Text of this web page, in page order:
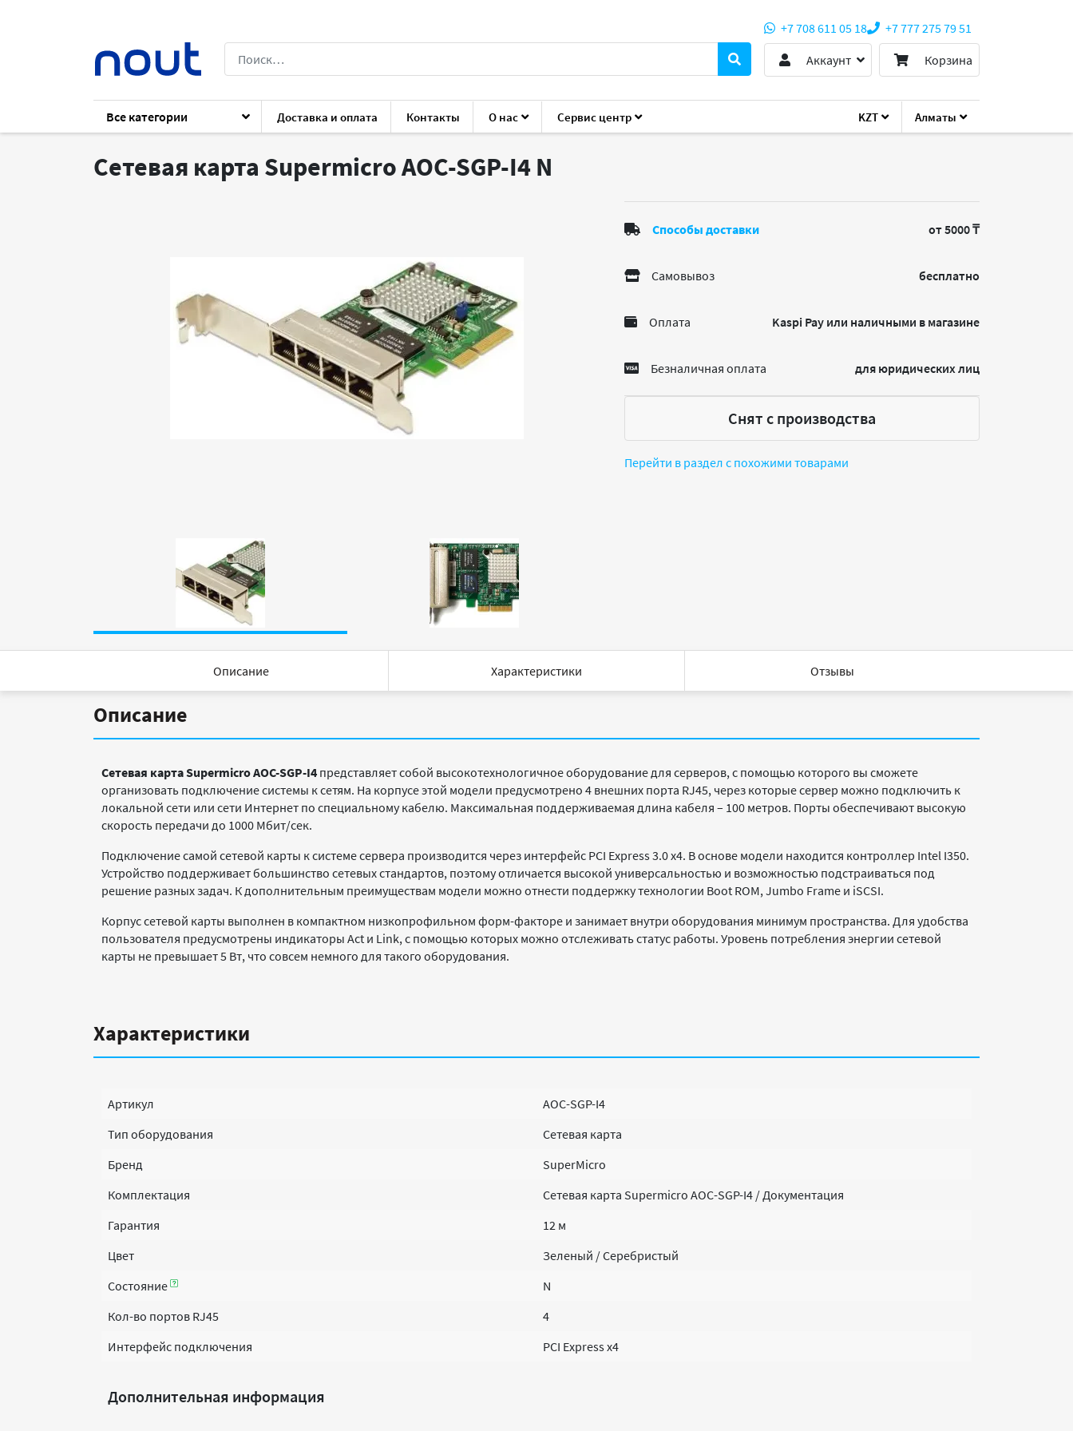
KZT Алматы
+7 708 611 05 18
+7 777 275 79 51
Аккаунт
Корзина
Все категории Доставка и оплата Контакты О нас Сервис центр
Каталог Cервера и СХД Комплектующие для серверов Сетевые адаптеры, трансиверы
Сетевая карта Supermicro AOC-SGP-I4 N
Способы доставки от 5000 ₸
Самовывоз бесплатно
Оплата Kaspi Pay или наличными в магазине
Безналичная оплата для юридических лиц
Снят с производства
Перейти в раздел с похожими товарами
Описание Характеристики Отзывы
Описание
Сетевая картаSupermicroAOC-SGP-I4 представляет собой высокотехнологичное оборудование для серверов, с помощью которого вы сможете
организовать подключение системы к сетям. На корпусе этой модели предусмотрено 4 внешних порта RJ45, через которые сервер можно подключить к
локальной сети или сети Интернет по специальному кабелю. Максимальная поддерживаемая длина кабеля – 100 метров. Порты обеспечивают высокую
скорость передачи до 1000 Мбит/сек.
Подключение самой сетевой карты к системе сервера производится через интерфейс PCI Express 3.0 x4. В основе модели находится контроллер Intel I350.
Устройство поддерживает большинство сетевых стандартов, поэтому отличается высокой универсальностью и возможностью подстраиваться под
решение разных задач. К дополнительным преимуществам модели можно отнести поддержку технологии Boot ROM, Jumbo Frame и iSCSI.
Корпус сетевой карты выполнен в компактном низкопрофильном форм-факторе и занимает внутри оборудования минимум пространства. Для удобства
пользователя предусмотрены индикаторы Act и Link, с помощью которых можно отслеживать статус работы. Уровень потребления энергии сетевой
карты не превышает 5 Вт, что совсем немного для такого оборудования.
Характеристики
Артикул
AOC-SGP-I4
Тип оборудования
Сетевая карта
Бренд
SuperMicro
Комплектация
Сетевая карта Supermicro AOC-SGP-I4 / Документация
Гарантия
12 м
Цвет
Зеленый / Серебристый
Состояние
N
Кол-во портов RJ45
4
Интерфейс подключения
PCI Express x4
Дополнительная информация